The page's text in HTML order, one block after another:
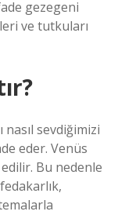
gezegeni
ve tutkuları
sevdiğimizi
eder. Venüs
Bu nedenle